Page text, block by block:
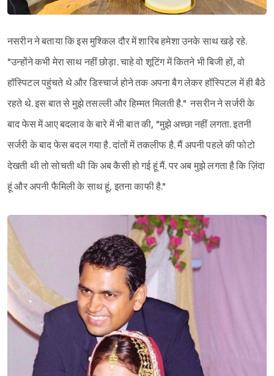
नसरीन ने बताया कि इस मुश्किल दौर में शारिब हमेशा उनके साथ खड़े रहे.
"उन्होंने कभी मेरा साथ नहीं छोड़ा. चाहे वो शूटिंग में कितने भी बिजी हों, वो
हॉस्पिटल पहुंचते थे और डिस्चार्ज होने तक अपना बैग लेकर हॉस्पिटल में ही बैठे
रहते थे. इस बात से मुझे तसल्ली और हिम्मत मिलती है." नसरीन ने सर्जरी के
बाद फेस में आए बदलाव के बारे में भी बात की, "मुझे अच्छा नहीं लगता. इतनी
सर्जरी के बाद फेस बदल गया है. दांतों में तकलीफ है. मैं अपनी पहले की फोटो
देखती थी तो सोचती थी कि अब कैसी हो गई हूं मैं. पर अब मुझे लगता है कि ज़िंदा
हूं और अपनी फैमिली के साथ हूं, इतना काफी है."